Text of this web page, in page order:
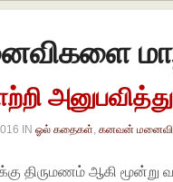
INஓல் கதைகள் ,கனவன் மனைவி
திருமணம் ஆகி